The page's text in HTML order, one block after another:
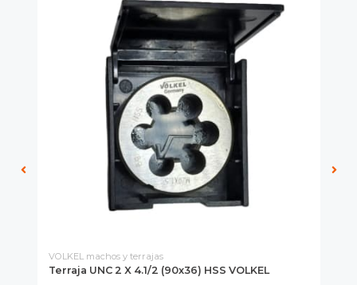
VOLKEL machos y terrajas
Terraja UNC 2 X 4.1/2 (90x36) HSS VOLKEL